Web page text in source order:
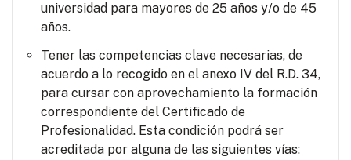
universidad para mayores de 25 años y/o de 45
años.
Tener las competencias clave necesarias, de
acuerdo a lo recogido en el anexo IV del R.D. 34,
para cursar con aprovechamiento la formación
correspondiente del Certificado de
Profesionalidad. Esta condición podrá ser
acreditada por alguna de las siguientes vías: